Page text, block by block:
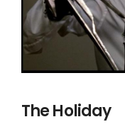
The Holiday